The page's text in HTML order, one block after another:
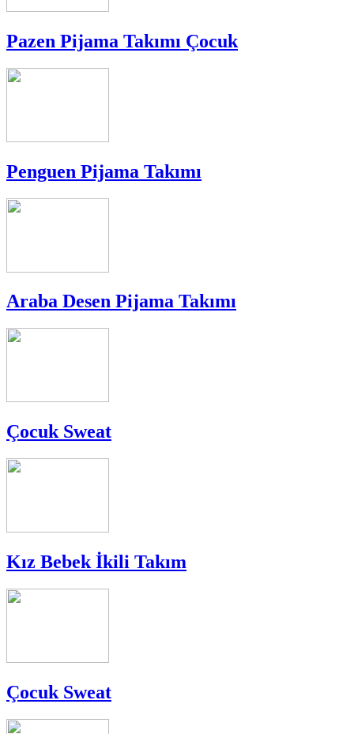
Pazen Pijama Takımı Çocuk
Penguen Pijama Takımı
Araba Desen Pijama Takımı
Çocuk Sweat
Kız Bebek İkili Takım
Çocuk Sweat